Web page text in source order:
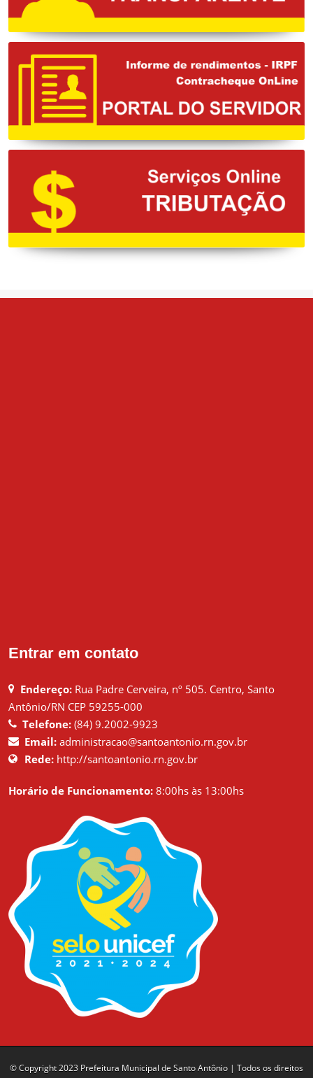
Entrar em contato
Endereço: Rua Padre Cerveira, nº 505. Centro, Santo
Antônio/RN CEP 59255-000
Telefone: (84) 9.2002-9923
Email: administracao@santoantonio.rn.gov.br
Rede: http://santoantonio.rn.gov.br
Horário de Funcionamento: 8:00hs às 13:00hs
© Copyright 2023 Prefeitura Municipal de Santo Antônio | Todos os direitos